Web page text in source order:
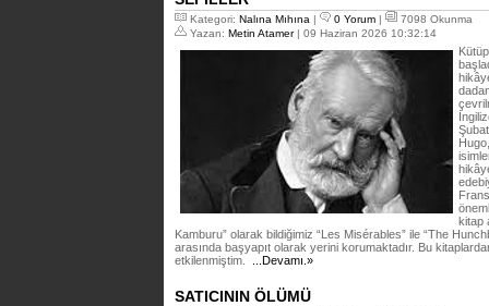
Kategori: Nalına Mıhına | 0 Yorum |
7098 Okunma
Yazan: Metin Atamer| 09 Haziran 2026 10:32:14
kitap
Kamburu” olarak bildiğimiz “Les Misérables” ile “The
arasında başyapıt olarak yerini korumaktadır. Bu
etkilenmiştim.
...Devamı.»
SATICININ ÖLÜMÜ